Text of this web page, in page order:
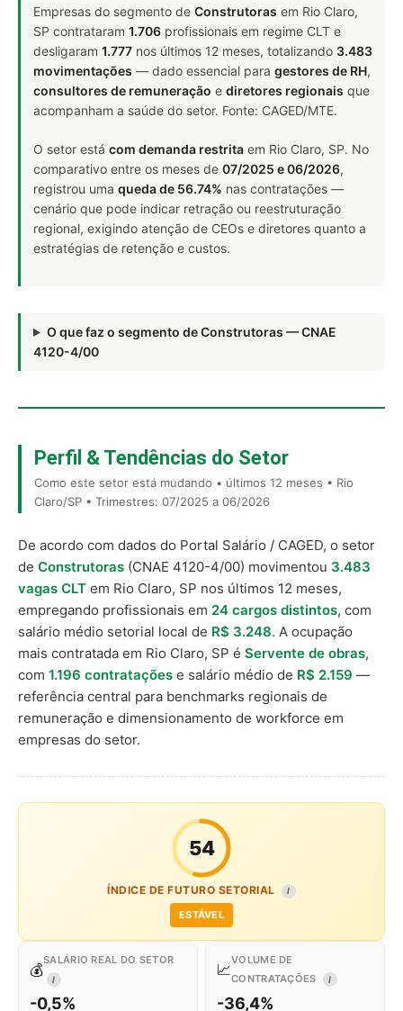
Empresas do segmento de Construtoras em Rio Claro,
SP contrataram 1.706 profissionais em regime CLT e
desligaram 1.777 nos últimos 12 meses, totalizando 3.483
movimentações — dado essencial para gestores de RH,
consultores de remuneração e diretores regionais que
acompanham a saúde do setor. Fonte: CAGED/MTE.
O setor está com demanda restrita em Rio Claro, SP. No
comparativo entre os meses de 07/2025 e 06/2026,
registrou uma queda de 56.74% nas contratações —
cenário que pode indicar retração ou reestruturação
regional, exigindo atenção de CEOs e diretores quanto a
estratégias de retenção e custos.
O que faz o segmento de Construtoras — CNAE
4120-4/00
Perfil & Tendências do Setor
Como este setor está mudando • últimos 12 meses • Rio
Claro/SP • Trimestres: 07/2025 a 06/2026
De acordo com dados do Portal Salário / CAGED, o setor
de Construtoras (CNAE 4120-4/00) movimentou 3.483
vagas CLT em Rio Claro, SP nos últimos 12 meses,
empregando profissionais em 24 cargos distintos, com
salário médio setorial local de R$ 3.248. A ocupação
mais contratada em Rio Claro, SP é Servente de obras,
com 1.196 contratações e salário médio de R$ 2.159 —
referência central para benchmarks regionais de
remuneração e dimensionamento de workforce em
empresas do setor.
54
ÍNDICE DE FUTURO SETORIAL I
ESTÁVEL
💰
SALÁRIO REAL DO SETOR
I
-0,5%
📈
VOLUME DE
CONTRATAÇÕES
I
-36,4%